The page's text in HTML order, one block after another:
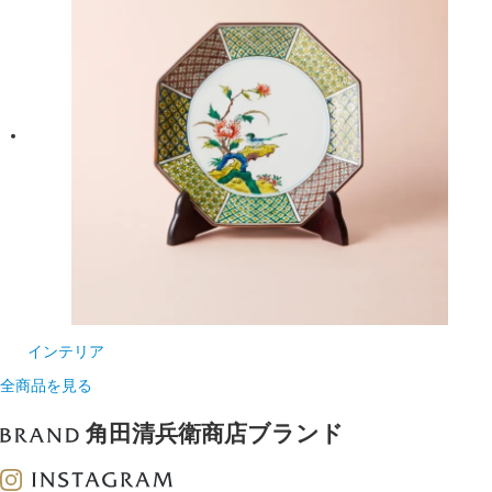
インテリア
全商品を見る
角田清兵衛商店ブランド